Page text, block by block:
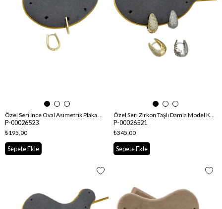
Özel Seri İnce Oval Asimetrik Plaka Küpe
P-00026523
₺195,00
Sepete Ekle
Özel Seri Zirkon Taşlı Damla Model Küpe
P-00026521
₺345,00
Sepete Ekle